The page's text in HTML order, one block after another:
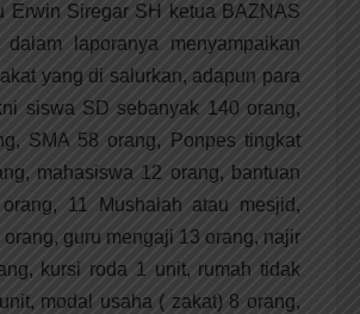
Erwin Siregar SH ketua BAZNAS
dalam laporanya menyampaikan
yang di salurkan, adapun para
siswa SD sebanyak 140 orang,
SMA 58 orang, Ponpes tingkat
mahasiswa 12 orang, bantuan
11 Mushalah atau mesjid,
orang, guru mengaji 13 orang, najir
kursi roda 1 unit, rumah tidak
modal usaha ( zakat) 8 orang,